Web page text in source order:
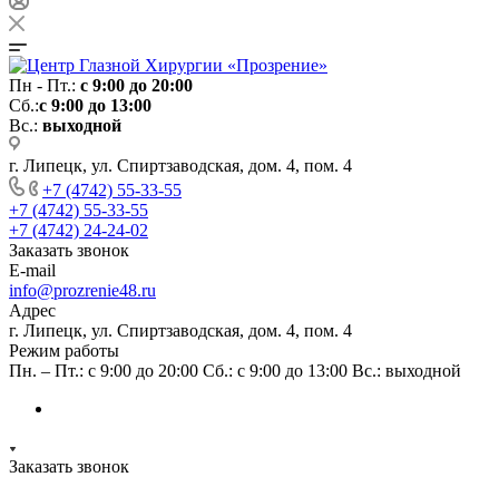
Пн - Пт.: с 9:00 до 20:00
Сб.:с 9:00 до 13:00
Вс.: выходной
г. Липецк, ул. Спиртзаводская, дом. 4, пом. 4
+7 (4742) 55-33-55
+7 (4742) 55-33-55
+7 (4742) 24-24-02
Заказать звонок
E-mail
info@prozrenie48.ru
Адрес
г. Липецк, ул. Спиртзаводская, дом. 4, пом. 4
Режим работы
Пн. – Пт.: с 9:00 до 20:00 Сб.: с 9:00 до 13:00 Вс.: выходной
Заказать звонок